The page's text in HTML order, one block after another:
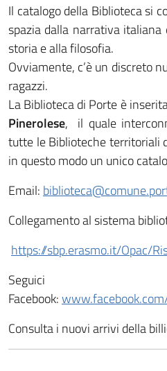
Il catalogo della Biblioteca si
spazia dalla narrativa
storia e alla filosofia.
Ovviamente, c’è un discreto
ragazzi.
La Biblioteca di Porte è
Pinerolese, il quale
tutte le Biblioteche territoriali
in questo modo un unico
Email:
Collegamento al sistema
https://sbp.erasmo.it/Opac/
Facebook:
Consulta i nuovi arrivi della